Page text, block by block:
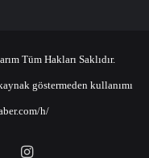
Tüm Hakları Saklıdır.
göstermeden kullanımı
h/
YouTubeInstagram